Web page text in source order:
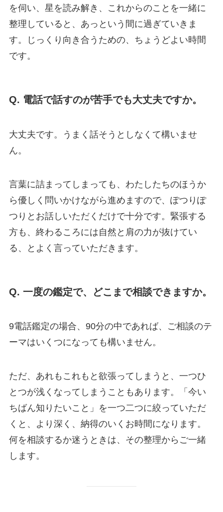
を伺い、星を読み解き、これからのことを一緒に
整理していると、あっという間に過ぎていきま
す。じっくり向き合うための、ちょうどよい時間
です。
Q. 電話で話すのが苦手でも大丈夫ですか。
大丈夫です。うまく話そうとしなくて構いませ
ん。
言葉に詰まってしまっても、わたしたちのほうか
ら優しく問いかけながら進めますので、ぽつりぽ
つりとお話しいただくだけで十分です。緊張する
方も、終わるころには自然と肩の力が抜けてい
る、とよく言っていただきます。
Q. 一度の鑑定で、どこまで相談できますか。
9電話鑑定の場合、90分の中であれば、ご相談のテ
ーマはいくつになっても構いません。
ただ、あれもこれもと欲張ってしまうと、一つひ
とつが浅くなってしまうこともあります。「今い
ちばん知りたいこと」を一つ二つに絞っていただ
くと、より深く、納得のいくお時間になります。
何を相談するか迷うときは、その整理からご一緒
します。